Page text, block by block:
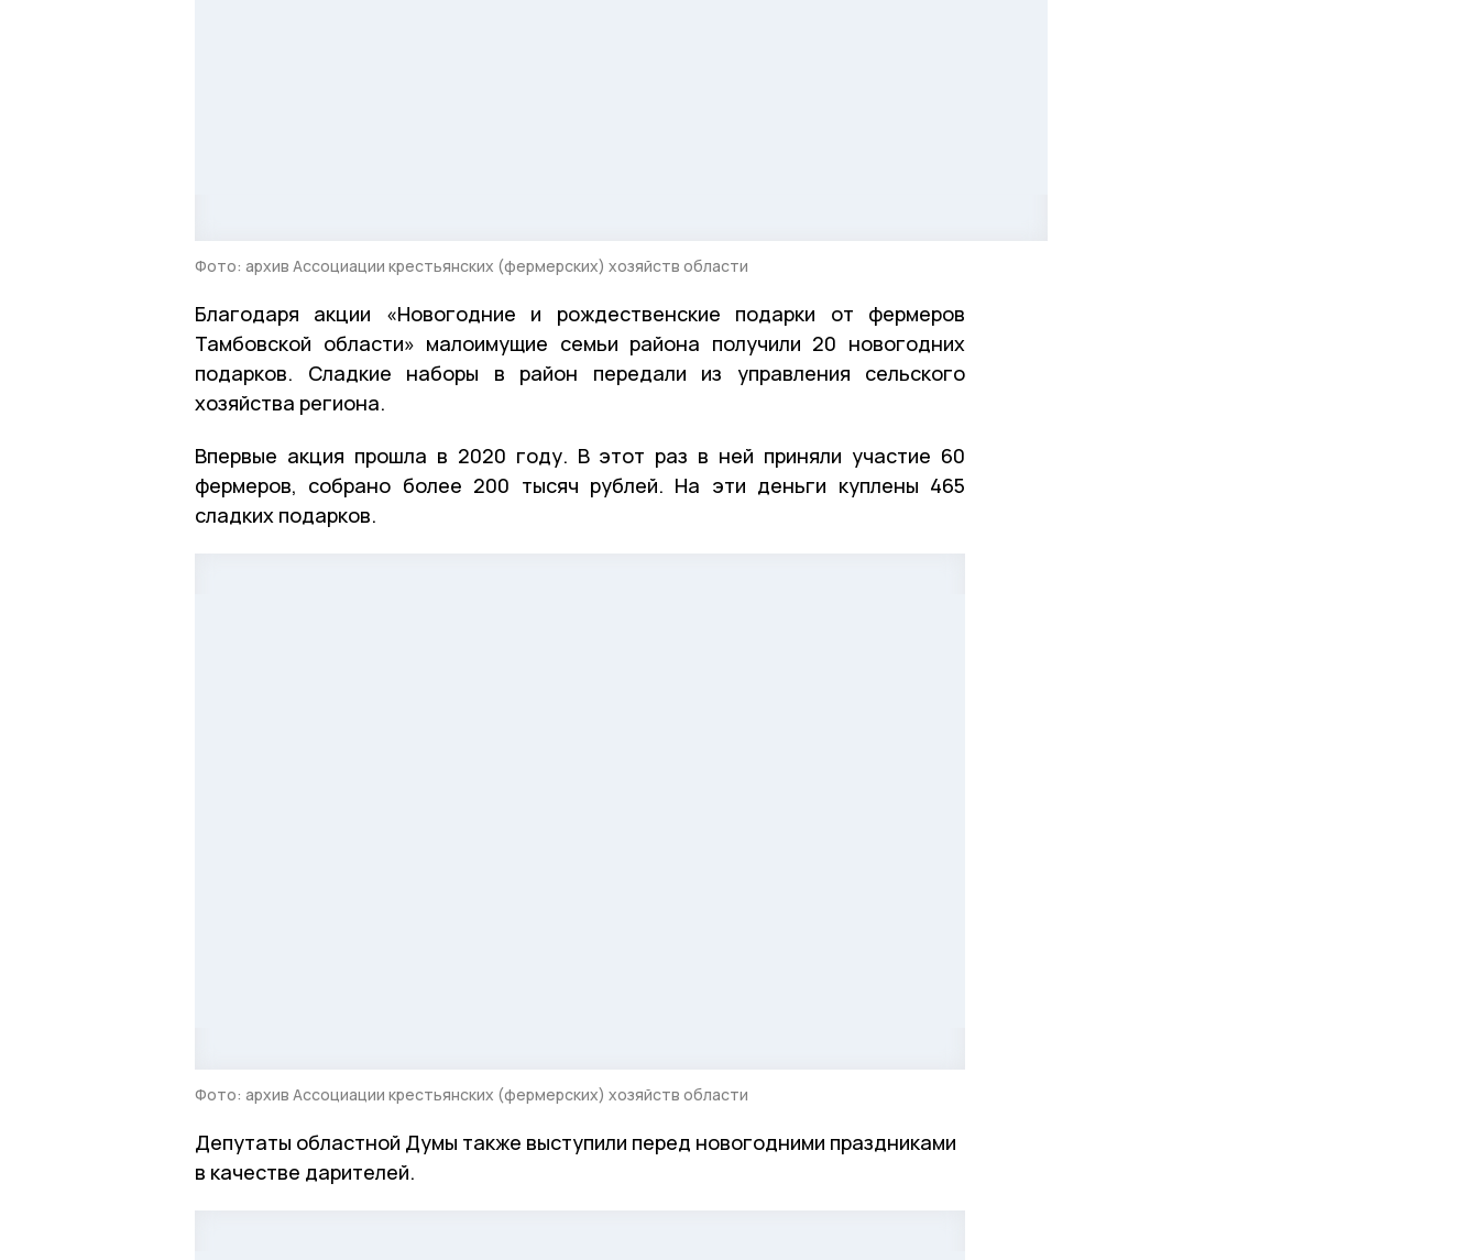
Фото: архив Ассоциации крестьянских (фермерских) хозяйств области
Благодаря акции «Новогодние и рождественские подарки от фермеров
Тамбовской области» малоимущие семьи района получили 20 новогодних
подарков. Сладкие наборы в район передали из управления сельского
хозяйства региона.
Впервые акция прошла в 2020 году. В этот раз в ней приняли участие 60
фермеров, собрано более 200 тысяч рублей. На эти деньги куплены 465
сладких подарков.
Фото: архив Ассоциации крестьянских (фермерских) хозяйств области
Депутаты областной Думы также выступили перед новогодними праздниками
в качестве дарителей.